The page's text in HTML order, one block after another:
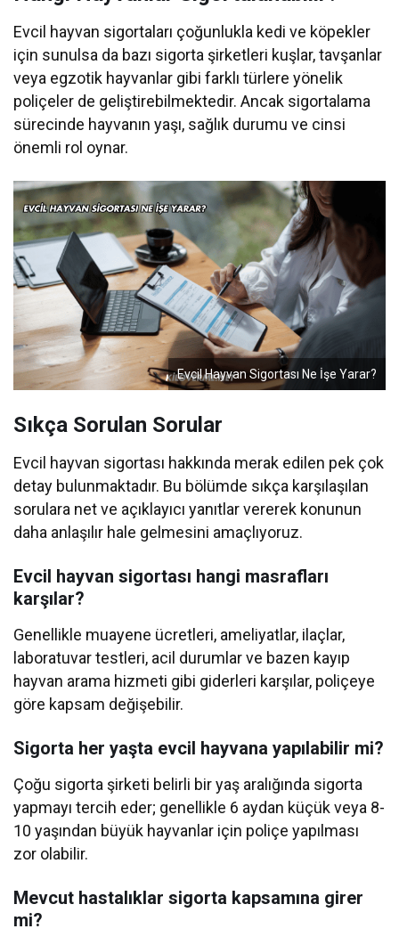
Evcil hayvan sigortaları çoğunlukla kedi ve köpekler
için sunulsa da bazı sigorta şirketleri kuşlar, tavşanlar
veya egzotik hayvanlar gibi farklı türlere yönelik
poliçeler de geliştirebilmektedir. Ancak sigortalama
sürecinde hayvanın yaşı, sağlık durumu ve cinsi
önemli rol oynar.
Evcil Hayvan Sigortası Ne İşe Yarar?
Sıkça Sorulan Sorular
Evcil hayvan sigortası hakkında merak edilen pek çok
detay bulunmaktadır. Bu bölümde sıkça karşılaşılan
sorulara net ve açıklayıcı yanıtlar vererek konunun
daha anlaşılır hale gelmesini amaçlıyoruz.
Evcil hayvan sigortası hangi masrafları
karşılar?
Genellikle muayene ücretleri, ameliyatlar, ilaçlar,
laboratuvar testleri, acil durumlar ve bazen kayıp
hayvan arama hizmeti gibi giderleri karşılar, poliçeye
göre kapsam değişebilir.
Sigorta her yaşta evcil hayvana yapılabilir mi?
Çoğu sigorta şirketi belirli bir yaş aralığında sigorta
yapmayı tercih eder; genellikle 6 aydan küçük veya 8-
10 yaşından büyük hayvanlar için poliçe yapılması
zor olabilir.
Mevcut hastalıklar sigorta kapsamına girer
mi?